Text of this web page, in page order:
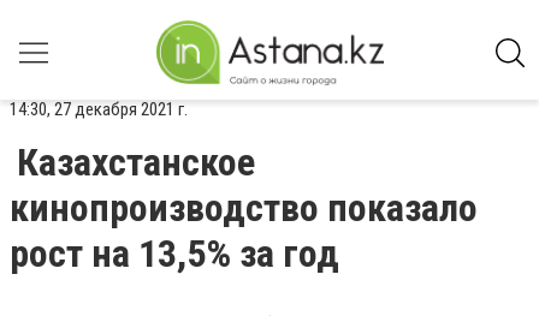
14:30, 27 декабря 2021 г.
Казахстанское
кинопроизводство показало
рост на 13,5% за год